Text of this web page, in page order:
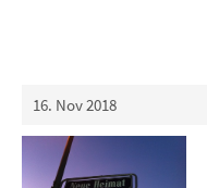
16. Nov 2018